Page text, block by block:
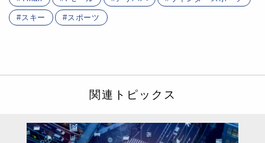
スキー スポーツ
関連トピックス